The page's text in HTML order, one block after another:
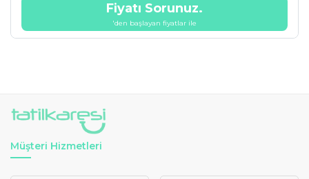
Fiyatı Sorunuz.
'den başlayan fiyatlar ile
Müşteri Hizmetleri